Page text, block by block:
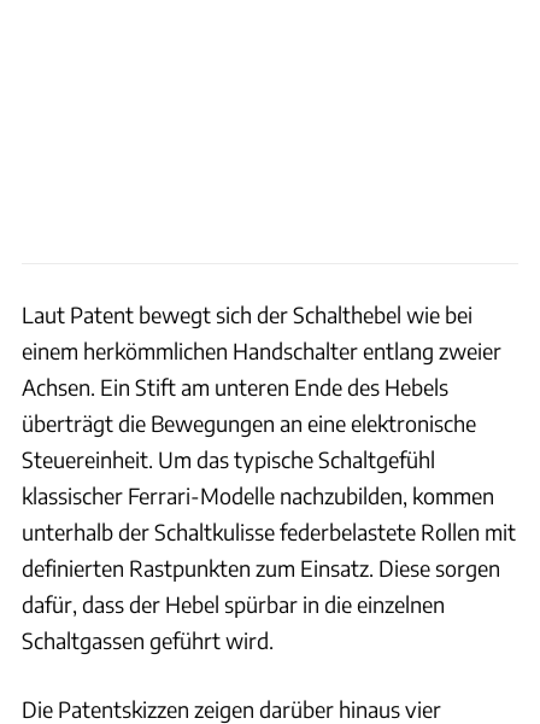
Laut Patent bewegt sich der Schalthebel wie bei
einem herkömmlichen Handschalter entlang zweier
Achsen. Ein Stift am unteren Ende des Hebels
überträgt die Bewegungen an eine elektronische
Steuereinheit. Um das typische Schaltgefühl
klassischer Ferrari-Modelle nachzubilden, kommen
unterhalb der Schaltkulisse federbelastete Rollen mit
definierten Rastpunkten zum Einsatz. Diese sorgen
dafür, dass der Hebel spürbar in die einzelnen
Schaltgassen geführt wird.
Die Patentskizzen zeigen darüber hinaus vier